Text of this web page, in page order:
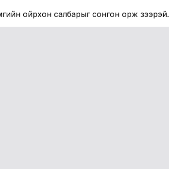
ойрхон салбарыг сонгон орж үзээрэй.